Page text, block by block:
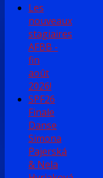
Les
nouveaux
stagiaires
AFBB -
fin
août
2026!
SPF26
Finale
Danse
Simona
Pajerská
& Nela